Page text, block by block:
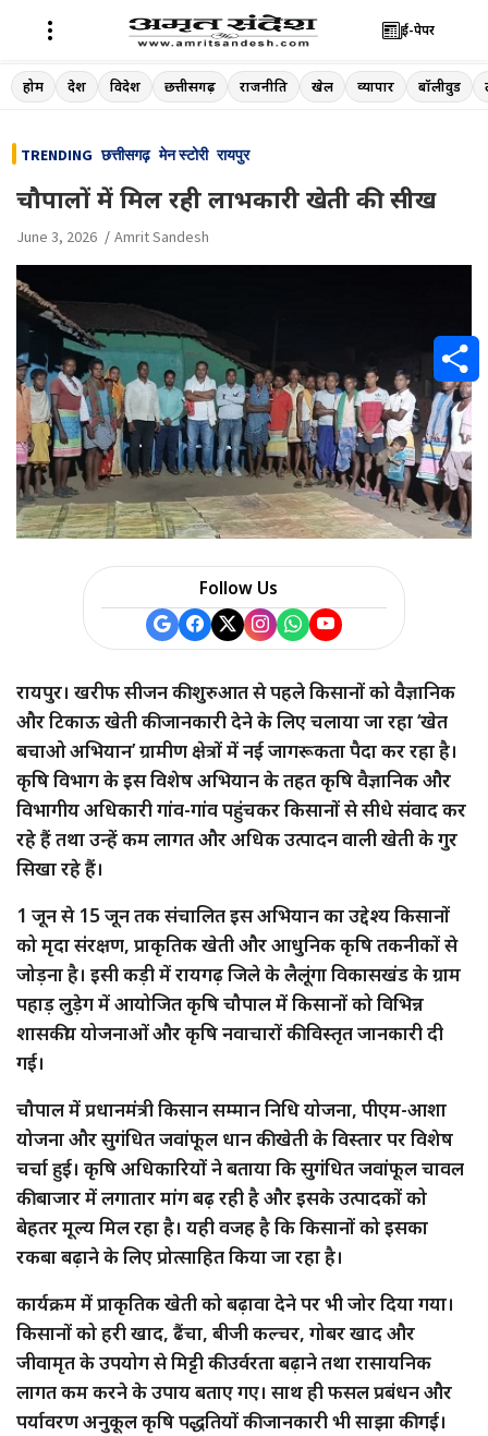
Skip
to
ई-पेपर
होम देश विदेश छत्तीसगढ़ राजनीति खेल व्यापार बॉलीवुड
TRENDING छत्तीसगढ़ मेन स्टोरी रायपुर
चौपालों में मिल रही लाभकारी खेती की सीख
June 3, 2026 Amrit Sandesh
Follow Us
रायपुर। खरीफ सीजन की शुरुआत से पहले किसानों को वैज्ञानिक
और टिकाऊ खेती की जानकारी देने के लिए चलाया जा रहा ‘खेत
बचाओ अभियान’ ग्रामीण क्षेत्रों में नई जागरूकता पैदा कर रहा है।
कृषि विभाग के इस विशेष अभियान के तहत कृषि वैज्ञानिक और
विभागीय अधिकारी गांव-गांव पहुंचकर किसानों से सीधे संवाद कर
रहे हैं तथा उन्हें कम लागत और अधिक उत्पादन वाली खेती के गुर
सिखा रहे हैं।
1 जून से 15 जून तक संचालित इस अभियान का उद्देश्य किसानों
को मृदा संरक्षण, प्राकृतिक खेती और आधुनिक कृषि तकनीकों से
जोड़ना है। इसी कड़ी में रायगढ़ जिले के लैलूंगा विकासखंड के ग्राम
पहाड़ लुड़ेग में आयोजित कृषि चौपाल में किसानों को विभिन्न
शासकीय योजनाओं और कृषि नवाचारों की विस्तृत जानकारी दी
गई।
चौपाल में प्रधानमंत्री किसान सम्मान निधि योजना, पीएम-आशा
योजना और सुगंधित जवांफूल धान की खेती के विस्तार पर विशेष
चर्चा हुई। कृषि अधिकारियों ने बताया कि सुगंधित जवांफूल चावल
की बाजार में लगातार मांग बढ़ रही है और इसके उत्पादकों को
बेहतर मूल्य मिल रहा है। यही वजह है कि किसानों को इसका
रकबा बढ़ाने के लिए प्रोत्साहित किया जा रहा है।
कार्यक्रम में प्राकृतिक खेती को बढ़ावा देने पर भी जोर दिया गया।
किसानों को हरी खाद, ढैंचा, बीजी कल्चर, गोबर खाद और
जीवामृत के उपयोग से मिट्टी की उर्वरता बढ़ाने तथा रासायनिक
लागत कम करने के उपाय बताए गए। साथ ही फसल प्रबंधन और
पर्यावरण अनुकूल कृषि पद्धतियों की जानकारी भी साझा की गई।
S
h
a
r